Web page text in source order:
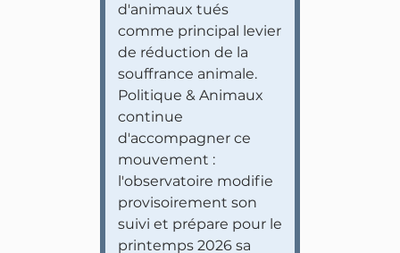
d'animaux tués
comme principal levier
de réduction de la
souffrance animale.
Politique & Animaux
continue
d'accompagner ce
mouvement :
l'observatoire modifie
provisoirement son
suivi et prépare pour le
printemps 2026 sa